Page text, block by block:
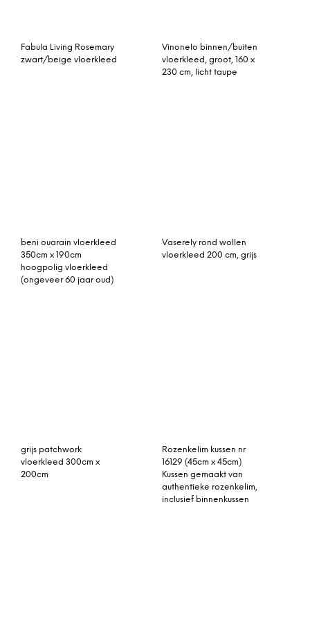
Fabula Living Rosemary
zwart/beige vloerkleed
Vinonelo binnen/buiten
vloerkleed, groot, 160 x
230 cm, licht taupe
beni ouarain vloerkleed
350cm x 190cm
hoogpolig vloerkleed
(ongeveer 60 jaar oud)
Vaserely rond wollen
vloerkleed 200 cm, grijs
grijs patchwork
vloerkleed 300cm x
200cm
Rozenkelim kussen nr
16129 (45cm x 45cm)
Kussen gemaakt van
authentieke rozenkelim,
inclusief binnenkussen